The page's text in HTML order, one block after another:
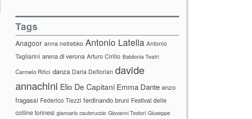
Tags
Anagoor anna netrebko Antonio Latella Antonio
Tagliarini arena di verona Arturo Cirillo Babilonia Teatri
Carmelo Rifici danza Daria Deflorian davide
annachini Elio De Capitani Emma Dante enzo
fragassi Federico Tiezzi ferdinando bruni Festival delle
colline torinesi giancarlo cauteruccio Giovanni Testori Giuseppe